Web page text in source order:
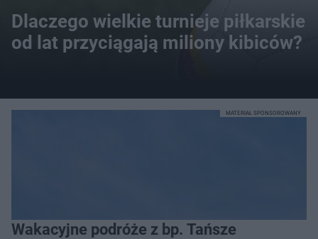
Dlaczego wielkie turnieje piłkarskie
od lat przyciągają miliony kibiców?
Wakacyjne podróże z bp. Tańsze
MATERIAŁ SPONSOROWANY